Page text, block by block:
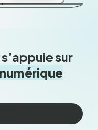
sur